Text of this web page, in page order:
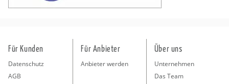
Für Kunden
Datenschutz
AGB
Für Anbieter
Anbieter werden
Über uns
Unternehmen
Das Team